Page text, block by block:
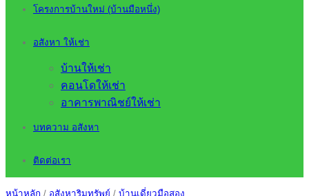
โครงการบ้านใหม่ (บ้านมือหนึ่ง)
อสังหา ให้เช่า
บ้านให้เช่า
คอนโดให้เช่า
อาคารพาณิชย์ให้เช่า
บทความ อสังหา
ติดต่อเรา
หน้าหลัก / อสังหาริมทรัพย์ / บ้านเดี่ยวมือสอง